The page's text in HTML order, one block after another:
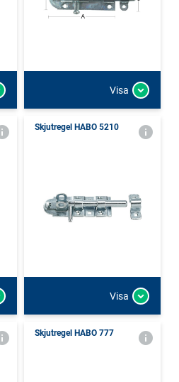
Visa
Skjutregel HABO 5210
Visa
Skjutregel HABO 777